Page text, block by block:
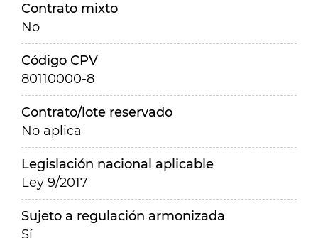
Contrato mixto
No
Código CPV
80110000-8
Contrato/lote reservado
No aplica
Legislación nacional aplicable
Ley 9/2017
Sujeto a regulación armonizada
Sí